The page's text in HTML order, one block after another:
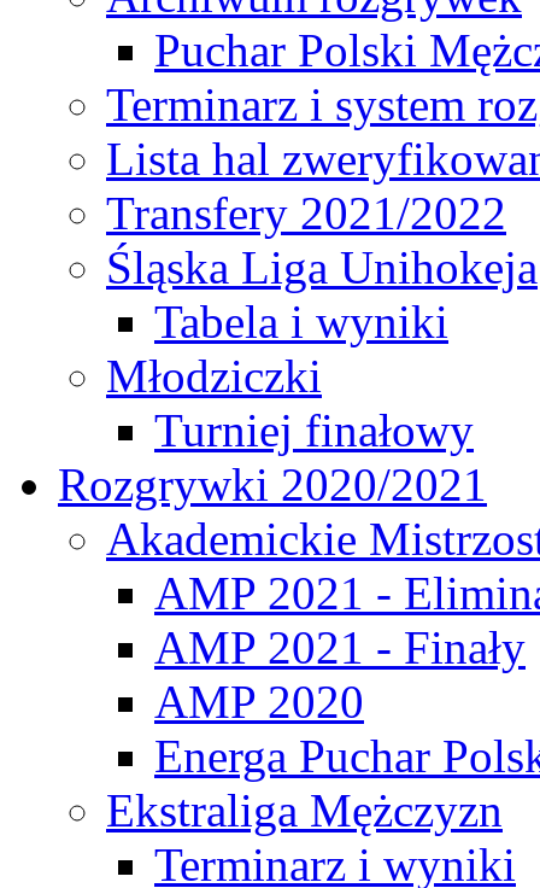
Puchar Polski
Terminarz i system
Lista hal
Transfery 2021/2022
Śląska Liga Unihokeja
Tabela i wyniki
Młodziczki
Turniej finałowy
Rozgrywki 2020/2021
Akademickie
AMP 2021 -
AMP 2021 - Finały
AMP 2020
Energa Puchar
Ekstraliga Mężczyzn
Terminarz i wyniki